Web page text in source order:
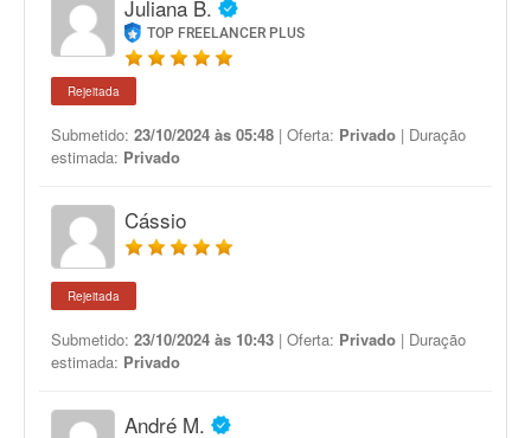
Juliana B.
TOP FREELANCER PLUS
Rejeitada
Submetido: 23/10/2024 às 05:48 | Oferta: Privado | Duração
estimada: Privado
Cássio
Rejeitada
Submetido: 23/10/2024 às 10:43 | Oferta: Privado | Duração
estimada: Privado
André M.